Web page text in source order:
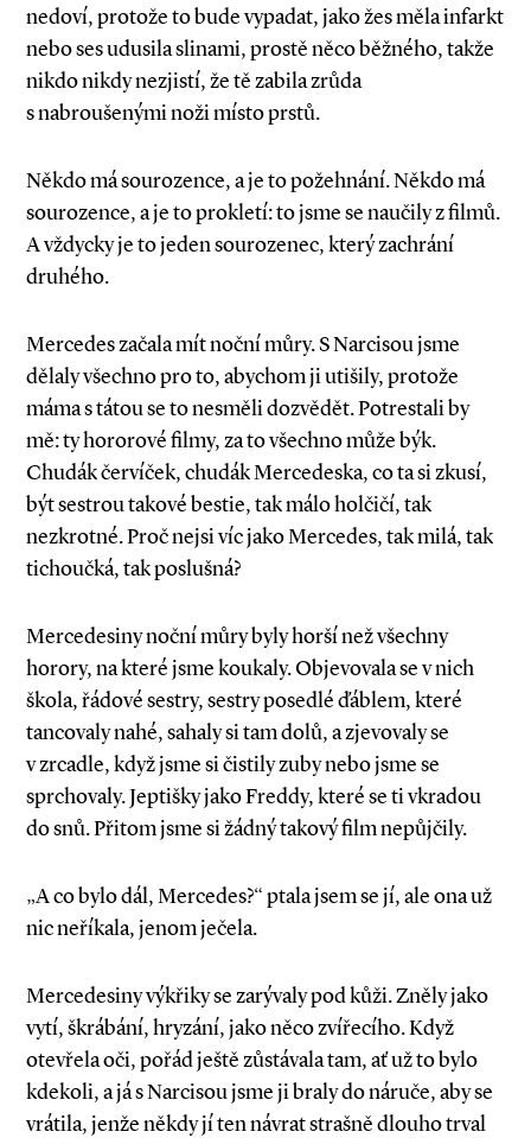
nedoví, protože to bude vypadat, jako žes měla infarkt
nebo ses udusila slinami, prostě něco běžného, takže
nikdo nikdy nezjistí, že tě zabila zrůda
s nabroušenými noži místo prstů.
Někdo má sourozence, a je to požehnání. Někdo má
sourozence, a je to prokletí: to jsme se naučily z filmů.
A vždycky je to jeden sourozenec, který zachrání
druhého.
Mercedes začala mít noční můry. S Narcisou jsme
dělaly všechno pro to, abychom ji utišily, protože
máma s tátou se to nesměli dozvědět. Potrestali by
mě: ty hororové filmy, za to všechno může býk.
Chudák červíček, chudák Mercedeska, co ta si zkusí,
být sestrou takové bestie, tak málo holčičí, tak
nezkrotné. Proč nejsi víc jako Mercedes, tak milá, tak
tichoučká, tak poslušná?
Mercedesiny noční můry byly horší než všechny
horory, na které jsme koukaly. Objevovala se v nich
škola, řádové sestry, sestry posedlé ďáblem, které
tancovaly nahé, sahaly si tam dolů, a zjevovaly se
v zrcadle, když jsme si čistily zuby nebo jsme se
sprchovaly. Jeptišky jako Freddy, které se ti vkradou
do snů. Přitom jsme si žádný takový film nepůjčily.
„A co bylo dál, Mercedes?“ ptala jsem se jí, ale ona už
nic neříkala, jenom ječela.
Mercedesiny výkřiky se zarývaly pod kůži. Zněly jako
vytí, škrábání, hryzání, jako něco zvířecího. Když
otevřela oči, pořád ještě zůstávala tam, ať už to bylo
kdekoli, a já s Narcisou jsme ji braly do náruče, aby se
vrátila, jenže někdy jí ten návrat strašně dlouho trval